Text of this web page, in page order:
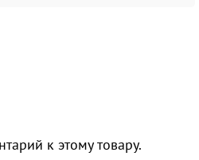
к этому товару.